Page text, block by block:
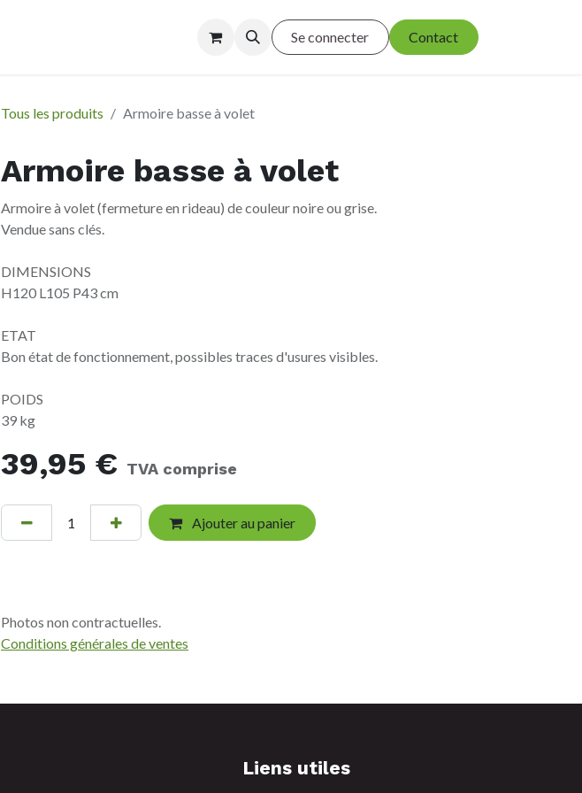
Se connecter Contact
Tous les produits Armoire basse à volet
Armoire basse à volet
Armoire à volet (fermeture en rideau) de couleur noire ou grise.
Vendue sans clés.
DIMENSIONS
H120 L105 P43 cm
ETAT
Bon état de fonctionnement, possibles traces d'usures visibles.
POIDS
39 kg
39,95 € TVA comprise
Ajouter au panier
Photos non contractuelles.
Conditions générales de ventes
Liens utiles